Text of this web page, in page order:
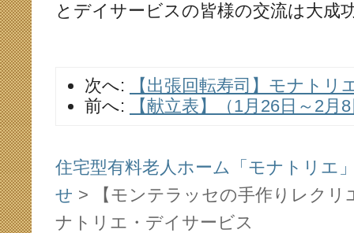
とデイサービスの皆様の交流は大成
次へ:
【出張回転寿司】モナトリ
前へ:
【献立表】（1月26日～2月
住宅型有料老人ホーム「モナトリエ
せ >
【モンテラッセの手作りレク
ナトリエ・デイサービス